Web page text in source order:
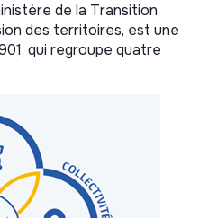
de la Transition
des territoires, est une
qui regroupe quatre